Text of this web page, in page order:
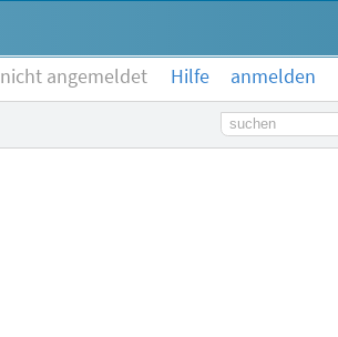
nicht angemeldet Hilfe anmelden
Suchbegriff